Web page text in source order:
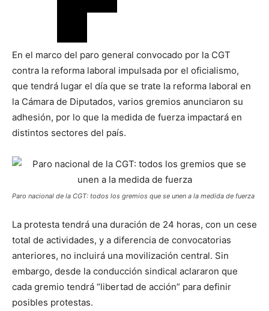
En el marco del paro general convocado por la CGT
contra la reforma laboral impulsada por el oficialismo,
que tendrá lugar el día que se trate la reforma laboral en
la Cámara de Diputados, varios gremios anunciaron su
adhesión, por lo que la medida de fuerza impactará en
distintos sectores del país.
Paro nacional de la CGT: todos los gremios que se unen a la medida de fuerza
La protesta tendrá una duración de 24 horas, con un cese
total de actividades, y a diferencia de convocatorias
anteriores, no incluirá una movilización central. Sin
embargo, desde la conducción sindical aclararon que
cada gremio tendrá “libertad de acción” para definir
posibles protestas.